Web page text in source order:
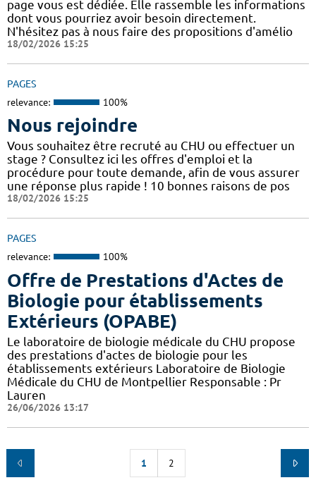
page vous est dédiée. Elle rassemble les informations
dont vous pourriez avoir besoin directement.
N'hésitez pas à nous faire des propositions d'amélio
18/02/2026 15:25
PAGES
relevance: 100%
Nous rejoindre
Vous souhaitez être recruté au CHU ou effectuer un
stage ? Consultez ici les offres d'emploi et la
procédure pour toute demande, afin de vous assurer
une réponse plus rapide ! 10 bonnes raisons de pos
18/02/2026 15:25
PAGES
relevance: 100%
Offre de Prestations d'Actes de
Biologie pour établissements
Extérieurs (OPABE)
Le laboratoire de biologie médicale du CHU propose
des prestations d'actes de biologie pour les
établissements extérieurs Laboratoire de Biologie
Médicale du CHU de Montpellier Responsable : Pr
Lauren
26/06/2026 13:17
1 2